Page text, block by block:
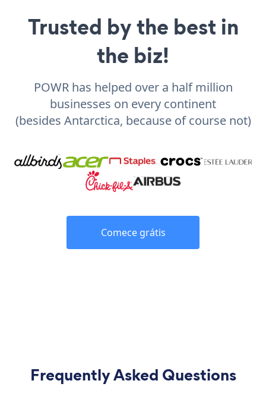
Trusted by the best in
the biz!
POWR has helped over a half million
businesses on every continent
(besides Antarctica, because of course not)
Comece grátis
Frequently Asked Questions